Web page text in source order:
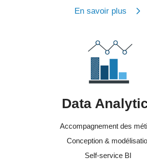
En savoir plus
Data
Accompagnement des
Conception &
Self-service BI